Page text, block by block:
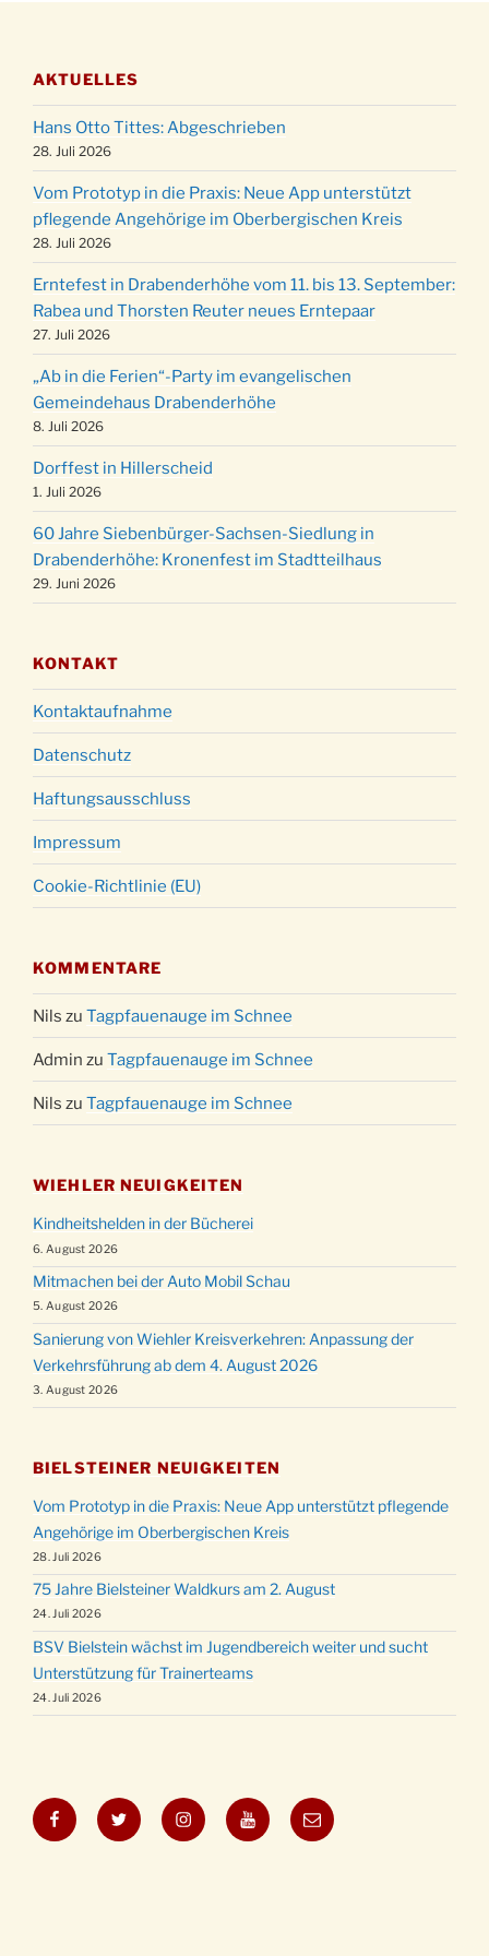
11.12.
Puer-Natus weihnachtliches Brauchtum am
Robert-Gassner-Hof um 17:00 Uhr
19.12.
Kinderbibeltag im Ev. Gemeindehaus von 10-
12 Uhr
20.12.
Weihnachts-Konzert des Honterus Chors in
der Kirche um 17:00 Uhr
24.12.
Familiengottesdienst mit Krippenspiel im Ev.
Gemeindehaus um 15:00 Uhr
24.12. Familiengottesdienst in der FeG um 16 Uhr
24.12.
Weihnachtsgottesdienst in der Kirche um
15:00 Uhr
24.12.
Weihnachtsgottesdienst in der Kirche um
18:00 Uhr
24.12.
Christmette mit der ev. Jugend in der Kirche
um 23:00 Uhr
31.12.
Gottesdienst zu Silvester in der Kirche um
18:00 Uhr
AKTUELLES
Hans Otto Tittes: Abgeschrieben
28. Juli 2026
Vom Prototyp in die Praxis: Neue App unterstützt
pflegende Angehörige im Oberbergischen Kreis
28. Juli 2026
Erntefest in Drabenderhöhe vom 11. bis 13. September:
Rabea und Thorsten Reuter neues Erntepaar
27. Juli 2026
„Ab in die Ferien“-Party im evangelischen
Gemeindehaus Drabenderhöhe
8. Juli 2026
Dorffest in Hillerscheid
1. Juli 2026
60 Jahre Siebenbürger-Sachsen-Siedlung in
Drabenderhöhe: Kronenfest im Stadtteilhaus
29. Juni 2026
KONTAKT
Kontaktaufnahme
Datenschutz
Haftungsausschluss
Impressum
Cookie-Richtlinie (EU)
KOMMENTARE
Nils zu Tagpfauenauge im Schnee
Admin zu Tagpfauenauge im Schnee
Nils zu Tagpfauenauge im Schnee
WIEHLER NEUIGKEITEN
Kindheitshelden in der Bücherei
6. August 2026
Mitmachen bei der Auto Mobil Schau
5. August 2026
Sanierung von Wiehler Kreisverkehren: Anpassung der
Verkehrsführung ab dem 4. August 2026
3. August 2026
BIELSTEINER NEUIGKEITEN
Vom Prototyp in die Praxis: Neue App unterstützt pflegende
Angehörige im Oberbergischen Kreis
28. Juli 2026
75 Jahre Bielsteiner Waldkurs am 2. August
24. Juli 2026
BSV Bielstein wächst im Jugendbereich weiter und sucht
Unterstützung für Trainerteams
24. Juli 2026
FacebookTwitter InstagramYouTubeE-
Mail